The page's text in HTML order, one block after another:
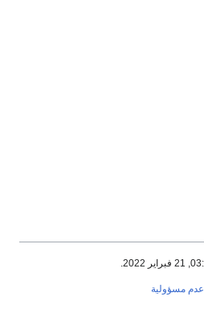
عدم مسؤولية